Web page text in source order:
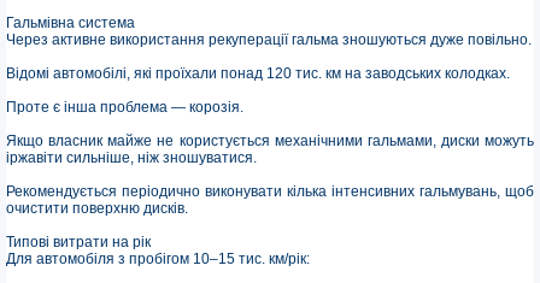
Гальмівна система
Через активне використання рекуперації гальма зношуються дуже повільно.
Відомі автомобілі, які проїхали понад 120 тис. км на заводських колодках.
Проте є інша проблема — корозія.
Якщо власник майже не користується механічними гальмами, диски можуть
іржавіти сильніше, ніж зношуватися.
Рекомендується періодично виконувати кілька інтенсивних гальмувань, щоб
очистити поверхню дисків.
Типові витрати на рік
Для автомобіля з пробігом 10–15 тис. км/рік: